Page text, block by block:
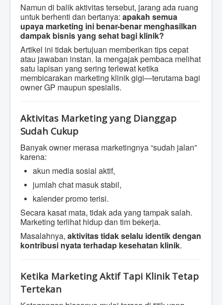
Namun di balik aktivitas tersebut, jarang ada ruang
untuk berhenti dan bertanya: apakah semua
upaya marketing ini benar-benar menghasilkan
dampak bisnis yang sehat bagi klinik?
Artikel ini tidak bertujuan memberikan tips cepat
atau jawaban instan. Ia mengajak pembaca melihat
satu lapisan yang sering terlewat ketika
membicarakan marketing klinik gigi—terutama bagi
owner GP maupun spesialis.
Aktivitas Marketing yang Dianggap
Sudah Cukup
Banyak owner merasa marketingnya “sudah jalan”
karena:
akun media sosial aktif,
jumlah chat masuk stabil,
kalender promo terisi.
Secara kasat mata, tidak ada yang tampak salah.
Marketing terlihat hidup dan tim bekerja.
Masalahnya, aktivitas tidak selalu identik dengan
kontribusi nyata terhadap kesehatan klinik.
Ketika Marketing Aktif Tapi Klinik Tetap
Tertekan